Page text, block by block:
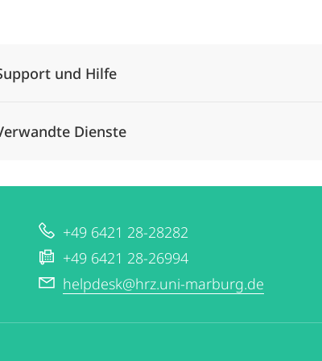
und Hilfe
Dienste
+49 6421 28-28282
+49 6421 28-26994
helpdesk@hrz.uni-marburg.de